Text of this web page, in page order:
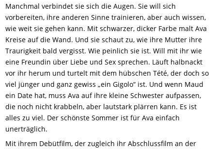
Manchmal verbindet sie sich die Augen. Sie will sich
vorbereiten, ihre anderen Sinne trainieren, aber auch wissen,
wie weit sie gehen kann. Mit schwarzer, dicker Farbe malt Ava
Kreise auf die Wand. Und sie schaut zu, wie ihre Mutter ihre
Traurigkeit bald vergisst. Wie peinlich sie ist. Will mit ihr wie
eine Freundin über Liebe und Sex sprechen. Läuft halbnackt
vor ihr herum und turtelt mit dem hübschen Tété, der doch so
viel jünger und ganz gewiss „ein Gigolo“ ist. Und wenn Maud
ein Date hat, muss Ava auf ihre kleine Schwester aufpassen,
die noch nicht krabbeln, aber lautstark plärren kann. Es ist
alles zu viel. Der schönste Sommer ist für Ava einfach
unerträglich.
Mit ihrem Debütfilm, der zugleich ihr Abschlussfilm an der